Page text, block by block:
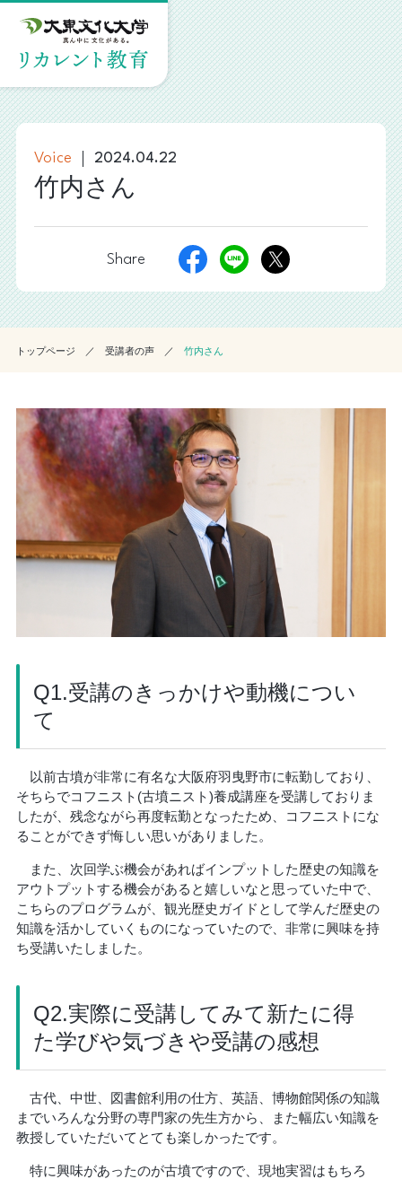
Voice 2024.04.22
竹内さん
Share
トップページ 受講者の声 竹内さん
Q1.受講のきっかけや動機につい
て
以前古墳が非常に有名な大阪府羽曳野市に転勤しており、
そちらでコフニスト(古墳ニスト)養成講座を受講しておりま
したが、残念ながら再度転勤となったため、コフニストにな
ることができず悔しい思いがありました。
また、次回学ぶ機会があればインプットした歴史の知識を
アウトプットする機会があると嬉しいなと思っていた中で、
こちらのプログラムが、観光歴史ガイドとして学んだ歴史の
知識を活かしていくものになっていたので、非常に興味を持
ち受講いたしました。
Q2.実際に受講してみて新たに得
た学びや気づきや受講の感想
古代、中世、図書館利用の仕方、英語、博物館関係の知識
までいろんな分野の専門家の先生方から、また幅広い知識を
教授していただいてとても楽しかったです。
特に興味があったのが古墳ですので、現地実習はもちろ